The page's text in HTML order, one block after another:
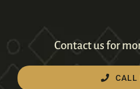
Contact us for
CALL